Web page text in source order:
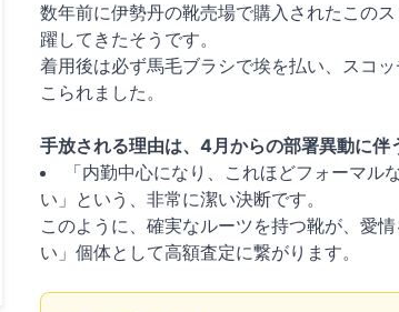
数年前に伊勢丹の靴売場で購入されたこの
躍してきたそうです。
着用後は必ず馬毛ブラシで埃を払い、スコ
こられました。
手放される理由は、4月からの部署異動に伴
「内勤中心になり、これほどフォーマ
い」という、非常に潔い決断です。
このように、確実なルーツを持つ靴が、愛
い」個体として高額査定に繋がります。